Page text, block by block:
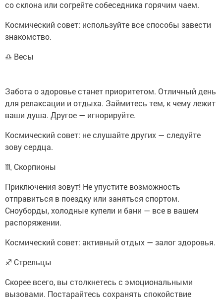
со склона или согрейте собеседника горячим чаем.
Космический совет: используйте все способы завести
знакомство.
♎ Весы
Забота о здоровье станет приоритетом. Отличный день
для релаксации и отдыха. Займитесь тем, к чему лежит
ваши душа. Другое — игнорируйте.
Космический совет: не слушайте других — следуйте
зову сердца.
♏ Скорпионы
Приключения зовут! Не упустите возможность
отправиться в поездку или заняться спортом.
Сноуборды, холодные купели и бани — все в вашем
распоряжении.
Космический совет: активный отдых — залог здоровья.
♐ Стрельцы
Скорее всего, вы столкнетесь с эмоциональными
вызовами. Постарайтесь сохранять спокойствие